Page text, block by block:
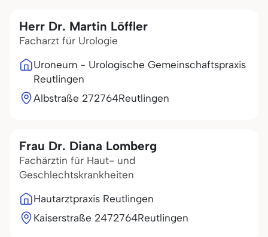
Herr Dr. Martin Löffler
Facharzt für Urologie
Uroneum - Urologische Gemeinschaftspraxis
Reutlingen
Albstraße 272764Reutlingen
Frau Dr. Diana Lomberg
Fachärztin für Haut- und
Geschlechtskrankheiten
Hautarztpraxis Reutlingen
Kaiserstraße 2472764Reutlingen